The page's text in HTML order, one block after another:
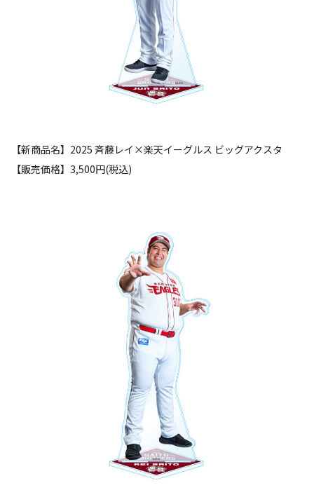
【新商品名】2025 斉藤レイ×楽天イーグルス ビッグアクスタ
【販売価格】3,500円(税込)